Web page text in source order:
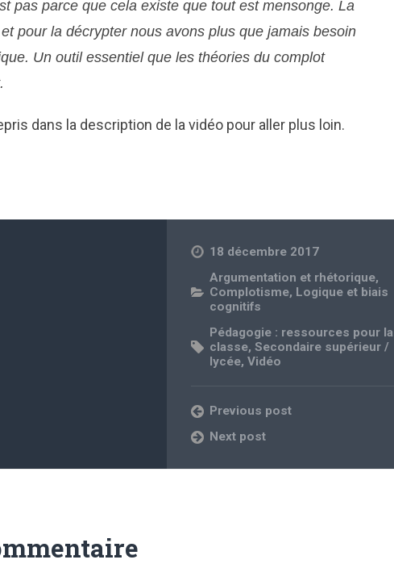
pas parce que cela existe que tout est mensonge. La
pour la décrypter nous avons plus que jamais besoin
Un outil essentiel que les théories du complot
dans la description de la vidéo pour aller plus loin.
18 décembre 2017
Argumentation et rhétorique,
Complotisme, Logique et biais
cognitifs
Pédagogie : ressources pour la
classe,Secondaire supérieur /
lycée,Vidéo
Previous post
Next post